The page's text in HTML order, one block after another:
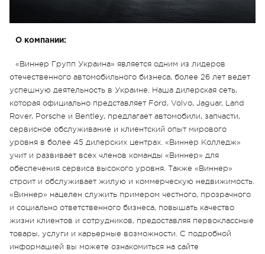
О компании:
«Виннер Групп Украина» является одним из лидеров
отечественного автомобильного бизнеса, более 26 лет ведет
успешную деятельность в Украине. Наша дилерская сеть,
которая официально представляет Ford, Volvo, Jaguar, Land
Rover, Porsche и Bentley, предлагает автомобили, запчасти,
сервисное обслуживание и клиентский опыт мирового
уровня в более 45 дилерских центрах. «Виннер Колледж»
учит и развивает всех членов команды «Виннер» для
обеспечения сервиса высокого уровня. Также «Виннер»
строит и обслуживает жилую и коммерческую недвижимость.
«Виннер» нацелен служить примером честного, прозрачного
и социально ответственного бизнеса, повышать качество
жизни клиентов и сотрудников, предоставляя первоклассные
товары, услуги и карьерные возможности. С подробной
информацией вы можете ознакомиться на сайте